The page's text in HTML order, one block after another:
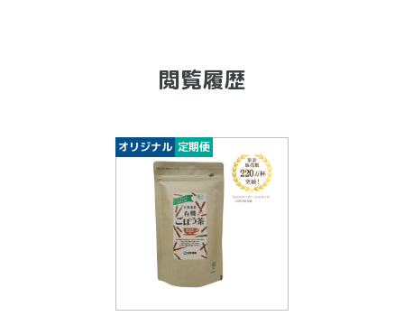
閲覧履歴
オリジナル 定期便